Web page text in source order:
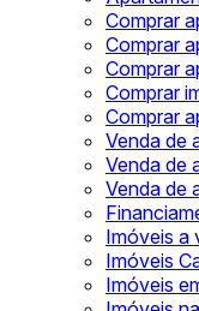
Comprar
Comprar
Comprar
Comprar
Comprar
Venda de
Venda de
Venda de
Imóveis a
Imóveis
Imóveis